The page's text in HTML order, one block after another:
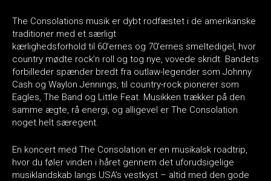
The Consolations musik er dybt rodfæstet i de amerikanske
traditioner med et særligt
kærlighedsforhold til 60’ernes og 70’ernes smeltedigel, hvor
country mødte rock’n roll og tog nye, vovede skridt. Bandets
forbilleder spænder bredt fra outlaw-legender som Johnny
Cash og Waylon Jennings, til country-rock pionerer som
Eagles, The Band og Little Feat. Musikken trækker på den
samme ægte, rå energi, og alligevel er The Consolation
noget helt særegent.
En koncert med The Consolation er en musikalsk roadtrip,
hvor du føler vinden i håret gennem det uforudsigelige
musiklandskab langs USA’s vestkyst – altid med den gode